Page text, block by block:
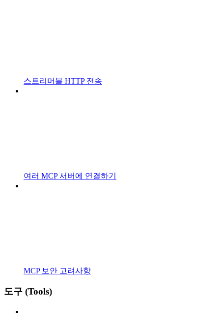
스트리머블 HTTP 전송
여러 MCP 서버에 연결하기
MCP 보안 고려사항
도구 (Tools)